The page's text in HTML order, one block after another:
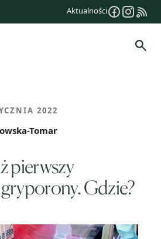
Aktualności
2022
Tomar
pierwszy
Gdzie?